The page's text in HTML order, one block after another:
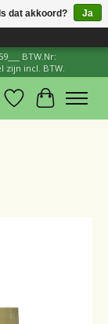
×
BTW.Nr:
zijn incl. BTW.
Verlanglijst
dat akkoord?
Ja